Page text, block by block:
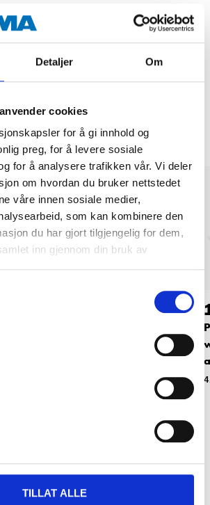
Detaljer Om
cookies
for å gi innhold og
preg, for å levere sosiale
for å analysere trafikken vår. Vi deler
om hvordan du bruker nettstedet
våre innen sosiale medier,
som kan kombinere den
du har gjort tilgjengelig for dem,
inn gjennom din bruk av
TILLAT ALLE
Pay & Collect
in your local store within 2 hours!
also bought
products